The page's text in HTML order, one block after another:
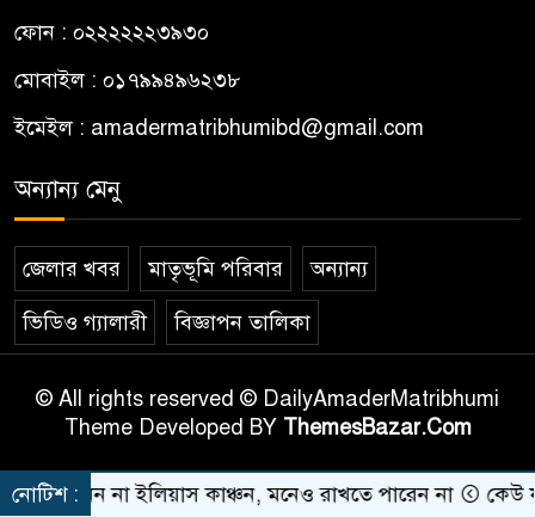
ফোন : ০২২২২২২৩৯৩০
মোবাইল : ০১৭৯৯৪৯৬২৩৮
ইমেইল : amadermatribhumibd@gmail.com
অন্যান্য মেনু
জেলার খবর মাতৃভূমি পরিবার অন্যান্য
ভিডিও গ্যালারী বিজ্ঞাপন তালিকা
© All rights reserved © DailyAmaderMatribhumi
Theme Developed BY ThemesBazar.Com
নোটিশ :
না ইলিয়াস কাঞ্চন, মনেও রাখতে পারেন না কেউ যদি